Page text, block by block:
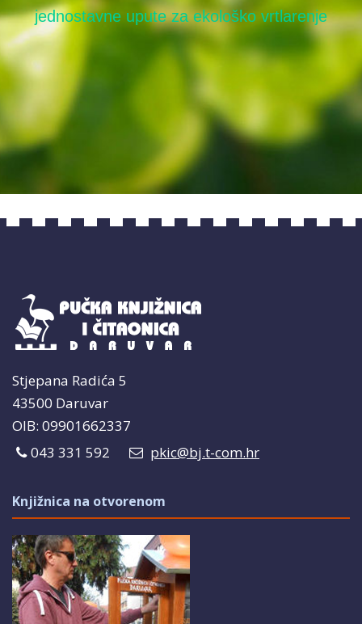
jednostavne upute za ekološko vrtlarenje
Stjepana Radića 5
43500 Daruvar
OIB: 09901662337
043 331 592
pkic@bj.t-com.hr
Knjižnica na otvorenom